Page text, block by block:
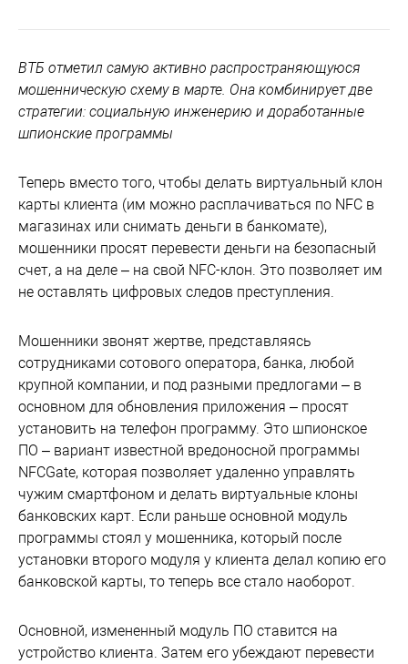
ВТБ отметил самую активно распространяющуюся
мошенническую схему в марте. Она комбинирует две
стратегии: социальную инженерию и доработанные
шпионские программы
Теперь вместо того, чтобы делать виртуальный клон
карты клиента (им можно расплачиваться по NFC в
магазинах или снимать деньги в банкомате),
мошенники просят перевести деньги на безопасный
счет, а на деле – на свой NFC-клон. Это позволяет им
не оставлять цифровых следов преступления.
Мошенники звонят жертве, представляясь
сотрудниками сотового оператора, банка, любой
крупной компании, и под разными предлогами – в
основном для обновления приложения – просят
установить на телефон программу. Это шпионское
ПО – вариант известной вредоносной программы
NFCGate, которая позволяет удаленно управлять
чужим смартфоном и делать виртуальные клоны
банковских карт. Если раньше основной модуль
программы стоял у мошенника, который после
установки второго модуля у клиента делал копию его
банковской карты, то теперь все стало наоборот.
Основной, измененный модуль ПО ставится на
устройство клиента. Затем его убеждают перевести